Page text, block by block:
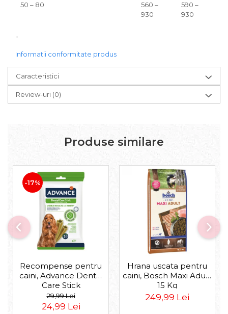
50 – 80
560 –
930
590 –
930
"
Informatii conformitate produs
Caracteristici
Review-uri (0)
Produse similare
-17%
Recompense pentru
caini, Advance Dental
Care Stick
Medium/Maxi, 180g
29,99 Lei
24,99 Lei
Hrana uscata pentru
caini, Bosch Maxi Adult,
15 Kg
249,99 Lei